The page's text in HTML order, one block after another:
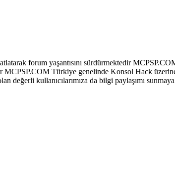
forum yaşantısını sürdürmektedir
Türkiye genelinde Konsol Hack üzerine
değerli kullanıcılarımıza da bilgi paylaşımı